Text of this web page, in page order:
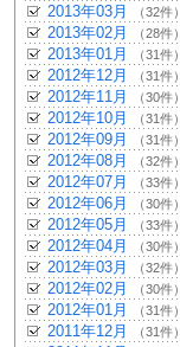
2013年03月 （32件）
2013年02月 （28件）
2013年01月 （31件）
2012年12月 （31件）
2012年11月 （30件）
2012年10月 （31件）
2012年09月 （31件）
2012年08月 （32件）
2012年07月 （33件）
2012年06月 （30件）
2012年05月 （33件）
2012年04月 （30件）
2012年03月 （32件）
2012年02月 （30件）
2012年01月 （31件）
2011年12月 （31件）